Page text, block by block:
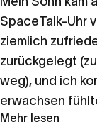
SpaceTalk-Uhr
ziemlich
zurückgelegt
weg), und ich
erwachsen
Mehr lesen